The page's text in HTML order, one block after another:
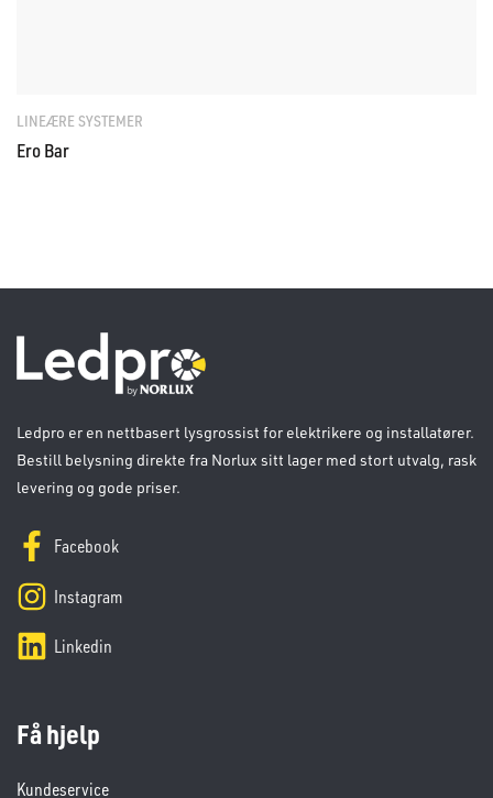
LINEÆRE SYSTEMER
Ero Bar
Ledpro er en nettbasert lysgrossist for elektrikere og installatører.
Bestill belysning direkte fra Norlux sitt lager med stort utvalg, rask
levering og gode priser.
Facebook
Instagram
Linkedin
Få hjelp
Kundeservice